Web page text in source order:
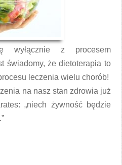
wyłącznie z procesem
świadomy, że dietoterapia to
leczenia wielu chorób!
na nasz stan zdrowia już
„niech żywność będzie